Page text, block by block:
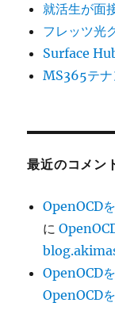
就活生が面
フレッツ光
Surface
MS365テナ
最近のコメン
OpenOCD
に
OpenOCD
OpenOCD